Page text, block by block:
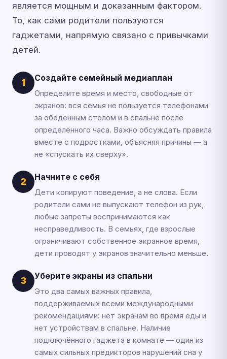
является мощным и доказанным фактором.
То, как сами родители пользуются
гаджетами, напрямую связано с привычками
детей.
1 Создайте семейный медиаплан
Определите время и место, свободные от
экранов: вся семья не пользуется телефонами
за обеденным столом и в спальне после
определённого часа. Важно обсуждать правила
вместе с подростками, объясняя причины — а
не «спускать их сверху».
2 Начните с себя
Дети копируют поведение, а не слова. Если
родители сами не выпускают телефон из рук,
любые запреты воспринимаются как
несправедливость. В семьях, где взрослые
ограничивают собственное экранное время,
дети проводят у экранов значительно меньше.
3 Уберите экраны из спальни
Это два самых важных правила,
поддерживаемых всеми международными
рекомендациями: нет экранам во время еды и
нет устройствам в спальне. Наличие
подключённого гаджета в комнате — один из
самых сильных предикторов нарушений сна у